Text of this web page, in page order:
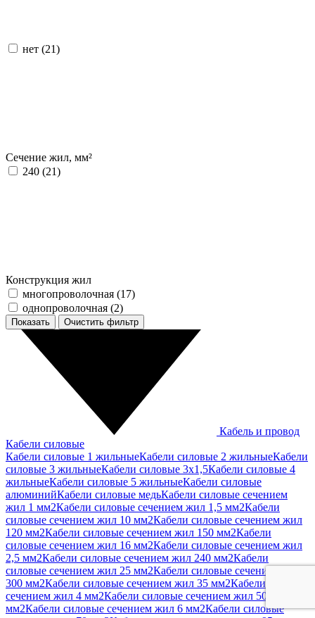
нет (21)
Сечение жил, мм²
240 (21)
Конструкция жил
многопроволочная (17)
однопроволочная (2)
Показать
Кабель и провод
Кабели силовые
Кабели силовые 1 жильныеКабели силовые 2 жильныеКабели
силовые 3 жильныеКабели силовые 3х1,5Кабели силовые 4
жильныеКабели силовые 5 жильныеКабели силовые
алюминийКабели силовые медьКабели силовые сечением
жил 1 мм2Кабели силовые сечением жил 1,5 мм2Кабели
силовые сечением жил 10 мм2Кабели силовые сечением жил
120 мм2Кабели силовые сечением жил 150 мм2Кабели
силовые сечением жил 16 мм2Кабели силовые сечением жил
2,5 мм2Кабели силовые сечением жил 240 мм2Кабели
силовые сечением жил 25 мм2Кабели силовые сечением жил
300 мм2Кабели силовые сечением жил 35 мм2Кабели силовые
сечением жил 4 мм2Кабели силовые сечением жил 50
мм2Кабели силовые сечением жил 6 мм2Кабели силовые